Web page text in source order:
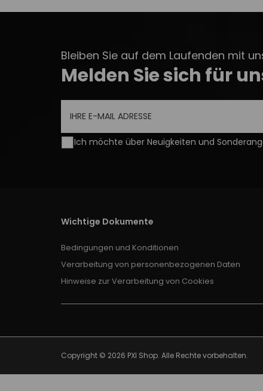
Bleiben Sie auf dem Laufenden mit
Melden Sie sich für
Ich möchte über Neuigkeiten und
Wichtige Dokumente
Bedingungen und Konditionen
Verarbeitung von personenbezogenen Daten
Hinweise zur Verarbeitung von Cookies
Copyright © 2026 PXI Shop . Alle Rechte vorbehalten.